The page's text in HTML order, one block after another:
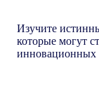
Изучите
которые могут
инновационных